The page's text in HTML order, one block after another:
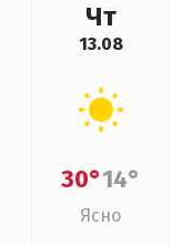
Чт
13.08
30°14°
Ясно